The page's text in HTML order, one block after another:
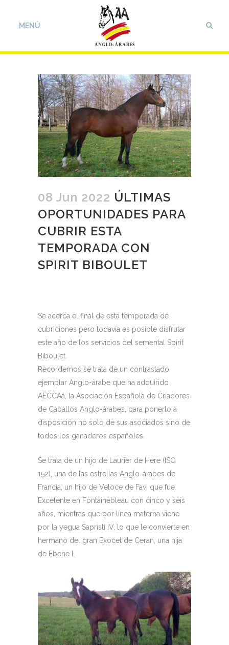
08 Jun 2022 ÚLTIMAS
OPORTUNIDADES PARA
CUBRIR ESTA
TEMPORADA CON
SPIRIT BIBOULET
Se acerca el final de esta temporada de
cubriciones pero todavía es posible disfrutar
este año de los servicios del semental Spirit
Biboulet.
Recordemos se trata de un contrastado
ejemplar Anglo-árabe que ha adquirido
AECCAá, la Asociación Española de Criadores
de Caballos Anglo-árabes, para ponerlo a
disposición no solo de sus asociados sino de
todos los ganaderos españoles.
Se trata de un hijo de Laurier de Here (ISO
152), una de las estrellas Anglo-árabes de
Francia, un hijo de Veloce de Favi que fue
Excelente en Fontainebleau con cinco y seis
años, mientras que por línea materna viene
por la yegua Sapristi IV, lo que le convierte en
hermano del gran Exocet de Ceran, una hija
de Ebene I.